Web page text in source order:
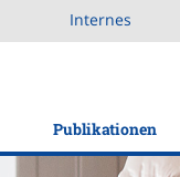
Internes
Publikationen